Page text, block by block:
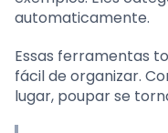
automaticamente.
Essas ferramentas
fácil de organizar.
lugar, poupar se